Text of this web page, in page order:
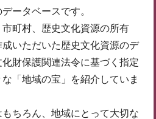
ータベースです。
町村、歴史文化資源の所有
いただいた歴史文化資源のデ
財保護関連法令に基づく指定
「地域の宝」を紹介していま
ちろん、地域にとって大切な